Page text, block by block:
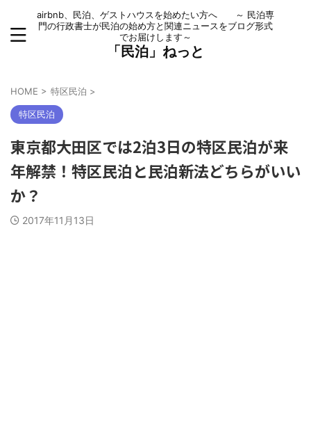
airbnb、民泊、ゲストハウスを始めたい方へ ～ 民泊専
門の行政書士が民泊の始め方と関連ニュースをブログ形式
でお届けします～
「民泊」ねっと
HOME > 特区民泊 >
特区民泊
東京都大田区では2泊3日の特区民泊が来
年解禁！特区民泊と民泊新法どちらがいい
か？
2017年11月13日